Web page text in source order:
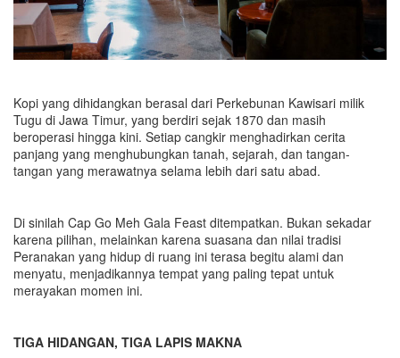
Kopi yang dihidangkan berasal dari Perkebunan Kawisari milik
Tugu di Jawa Timur, yang berdiri sejak 1870 dan masih
beroperasi hingga kini. Setiap cangkir menghadirkan cerita
panjang yang menghubungkan tanah, sejarah, dan tangan-
tangan yang merawatnya selama lebih dari satu abad.
Di sinilah Cap Go Meh Gala Feast ditempatkan. Bukan sekadar
karena pilihan, melainkan karena suasana dan nilai tradisi
Peranakan yang hidup di ruang ini terasa begitu alami dan
menyatu, menjadikannya tempat yang paling tepat untuk
merayakan momen ini.
TIGA HIDANGAN, TIGA LAPIS MAKNA